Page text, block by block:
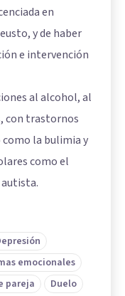
en
y de haber
e intervención
al alcohol, al
con trastornos
la bulimia y
como el
emocionales
pareja Duelo